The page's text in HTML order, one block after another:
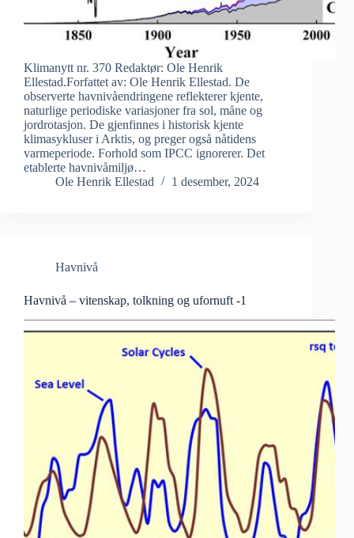
Klimanytt nr. 370 Redaktør: Ole Henrik
Ellestad.Forfattet av: Ole Henrik Ellestad. De
observerte havnivåendringene reflekterer kjente,
naturlige periodiske variasjoner fra sol, måne og
jordrotasjon. De gjenfinnes i historisk kjente
klimasykluser i Arktis, og preger også nåtidens
varmeperiode. Forhold som IPCC ignorerer. Det
etablerte havnivåmiljø…
Ole Henrik Ellestad
1 desember, 2024
Havnivå
Havnivå – vitenskap, tolkning og ufornuft -1